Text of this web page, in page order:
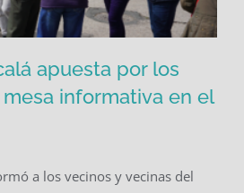
mesa informativa en el
apuesta por los
informativa en el
a los vecinos y vecinas del